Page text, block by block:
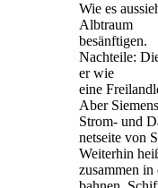
Wie es
Albtraum
besänftigen.
Nach­tei­le:
er wie
eine
Aber
Strom- und
net­sei­te von
Wei­ter­hin
zusam­men